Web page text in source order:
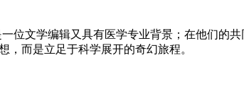
位文学编辑又具有医学专业背景；在他们的
而是立足于科学展开的奇幻旅程。